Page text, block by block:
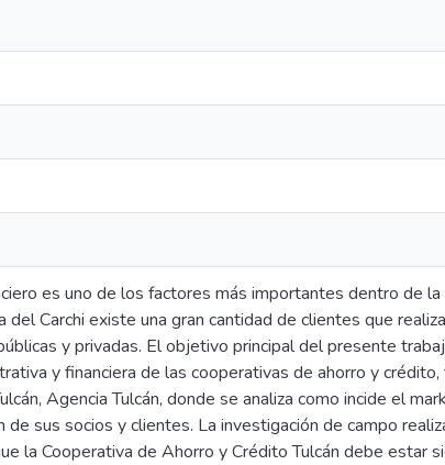
es uno de los factores más importantes dentro de la
del Carchi existe una gran cantidad de clientes que
y privadas. El objetivo principal del presente
y financiera de las cooperativas de ahorro y
Agencia Tulcán, donde se analiza como incide el
sus socios y clientes. La investigación de campo
la Cooperativa de Ahorro y Crédito Tulcán debe estar